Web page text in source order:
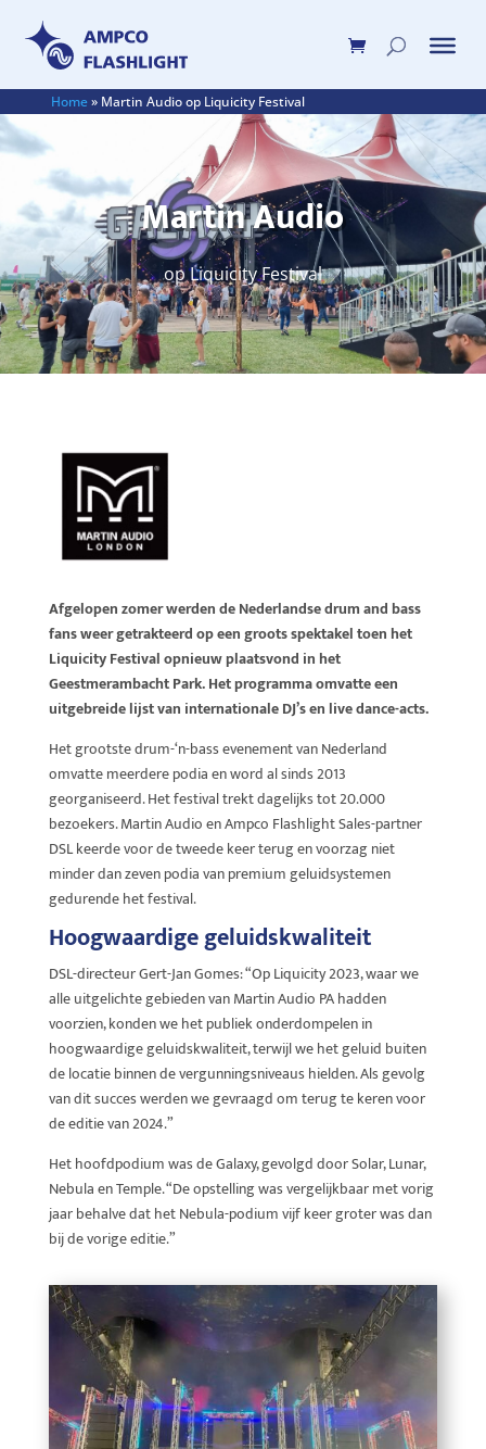
Home» Martin Audio op Liquicity Festival
Martin Audio
op Liquicity Festival
Afgelopen zomer werden de Nederlandse drum and bass
fans weer getrakteerd op een groots spektakel toen het
Liquicity Festival opnieuw plaatsvond in het
Geestmerambacht Park. Het programma omvatte een
uitgebreide lijst van internationale DJ’s en live dance-acts.
Het grootste drum-‘n-bass evenement van Nederland
omvatte meerdere podia en word al sinds 2013
georganiseerd. Het festival trekt dagelijks tot 20.000
bezoekers. Martin Audio en Ampco Flashlight Sales-partner
DSL keerde voor de tweede keer terug en voorzag niet
minder dan zeven podia van premium geluidsystemen
gedurende het festival.
Hoogwaardige geluidskwaliteit
DSL-directeur Gert-Jan Gomes: “Op Liquicity 2023, waar we
alle uitgelichte gebieden van Martin Audio PA hadden
voorzien, konden we het publiek onderdompelen in
hoogwaardige geluidskwaliteit, terwijl we het geluid buiten
de locatie binnen de vergunningsniveaus hielden. Als gevolg
van dit succes werden we gevraagd om terug te keren voor
de editie van 2024.”
Het hoofdpodium was de Galaxy, gevolgd door Solar, Lunar,
Nebula en Temple. “De opstelling was vergelijkbaar met vorig
jaar behalve dat het Nebula-podium vijf keer groter was dan
bij de vorige editie.”